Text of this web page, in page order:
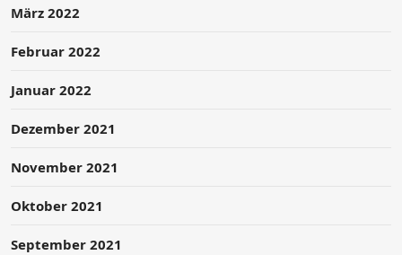
März 2022
Februar 2022
Januar 2022
Dezember 2021
November 2021
Oktober 2021
September 2021